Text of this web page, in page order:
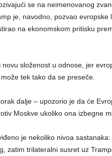
se na neimenovanog
je, navodno, pozvao
na ekonomskom pritisku
novu složenost u odnose, jer
tek tako da se preseče.
dalje – upozorio je da će
Moskve ukoliko ona izbegne
je nekoliko nivoa
zatim trilateralni susret uz